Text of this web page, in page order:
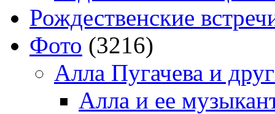
Рождественские
Фото (3216)
Алла Пугачева и
Алла и ее